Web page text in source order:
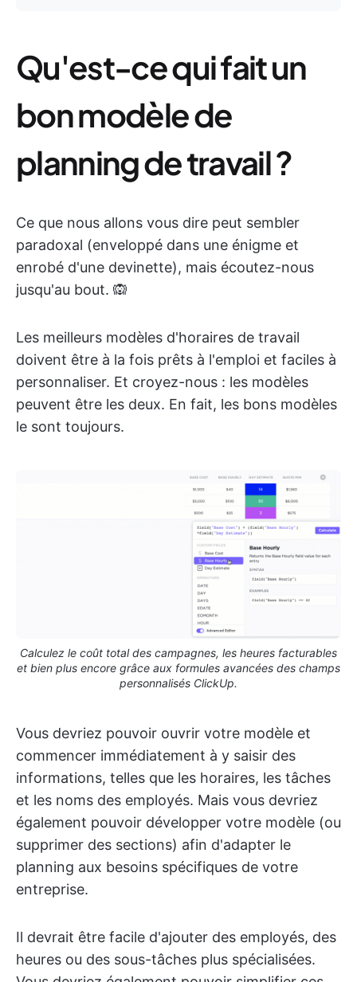
Qu'est-ce qui fait un
bon modèle de
planning de travail ?
Ce que nous allons vous dire peut sembler
paradoxal (enveloppé dans une énigme et
enrobé d'une devinette), mais écoutez-nous
jusqu'au bout. 🙉
Les meilleurs modèles d'horaires de travail
doivent être à la fois prêts à l'emploi et faciles à
personnaliser. Et croyez-nous : les modèles
peuvent être les deux. En fait, les bons modèles
le sont toujours.
Calculez le coût total des campagnes, les heures facturables
et bien plus encore grâce aux formules avancées des champs
personnalisés ClickUp.
Vous devriez pouvoir ouvrir votre modèle et
commencer immédiatement à y saisir des
informations, telles que les horaires, les tâches
et les noms des employés. Mais vous devriez
également pouvoir développer votre modèle (ou
supprimer des sections) afin d'adapter le
planning aux besoins spécifiques de votre
entreprise.
Il devrait être facile d'ajouter des employés, des
heures ou des sous-tâches plus spécialisées.